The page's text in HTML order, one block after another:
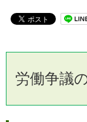
労働争議